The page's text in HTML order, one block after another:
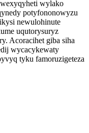
wylako
potyfononowyzu
newulohinute
uqutorysuryz
Acoracihet giba siha
wycacykewaty
tyku famoruzigeteza